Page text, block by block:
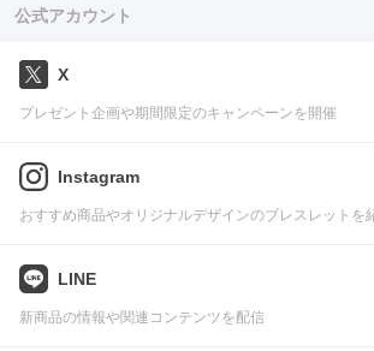
公式アカウント
X
プレゼント企画や期間限定のキャンペーンを開催
Instagram
おすすめ商品やオリジナルデザインのブレスレットを
LINE
新商品の情報や関連コンテンツを配信